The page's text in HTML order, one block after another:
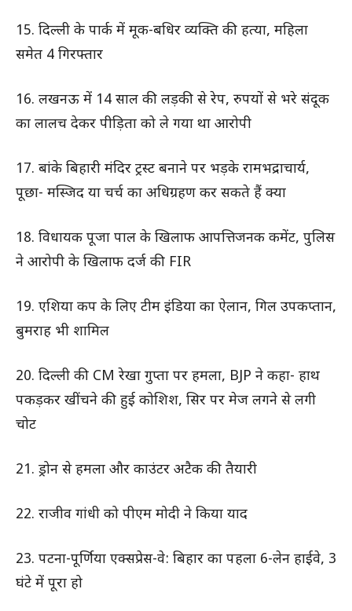
15. दिल्ली के पार्क में मूक-बधिर व्यक्ति की हत्या, महिला
समेत 4 गिरफ्तार
16. लखनऊ में 14 साल की लड़की से रेप, रुपयों से भरे संदूक
का लालच देकर पीड़िता को ले गया था आरोपी
17. बांके बिहारी मंदिर ट्रस्ट बनाने पर भड़के रामभद्राचार्य,
पूछा- मस्जिद या चर्च का अधिग्रहण कर सकते हैं क्या
18. विधायक पूजा पाल के खिलाफ आपत्तिजनक कमेंट, पुलिस
ने आरोपी के खिलाफ दर्ज की FIR
19. एश‍िया कप के ल‍िए टीम इंड‍िया का ऐलान, गिल उपकप्तान,
बुमराह भी शाम‍िल
20. दिल्ली की CM रेखा गुप्ता पर हमला, BJP ने कहा- हाथ
पकड़कर खींचने की हुई कोशिश, सिर पर मेज लगने से लगी
चोट
21. ड्रोन से हमला और काउंटर अटैक की तैयारी
22. राजीव गांधी को पीएम मोदी ने किया याद
23. पटना-पूर्णिया एक्सप्रेस-वे: बिहार का पहला 6-लेन हाईवे, 3
घंटे में पूरा हो